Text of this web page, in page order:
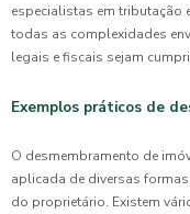
especialistas em tributação
todas as complexidades
legais e fiscais sejam
Exemplos práticos de
O desmembramento de
aplicada de diversas
do proprietário. Existem